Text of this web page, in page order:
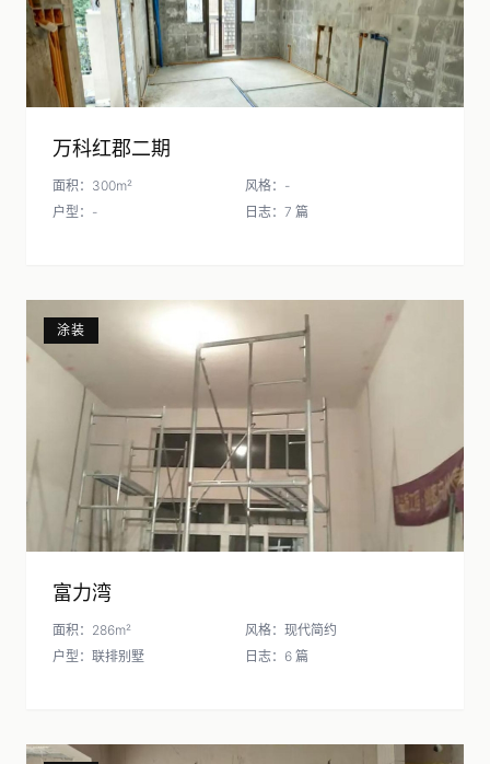
万科红郡二期
面积：300m²
风格：-
户型：-
日志：7 篇
涂装
富力湾
面积：286m²
风格：现代简约
户型：联排别墅
日志：6 篇